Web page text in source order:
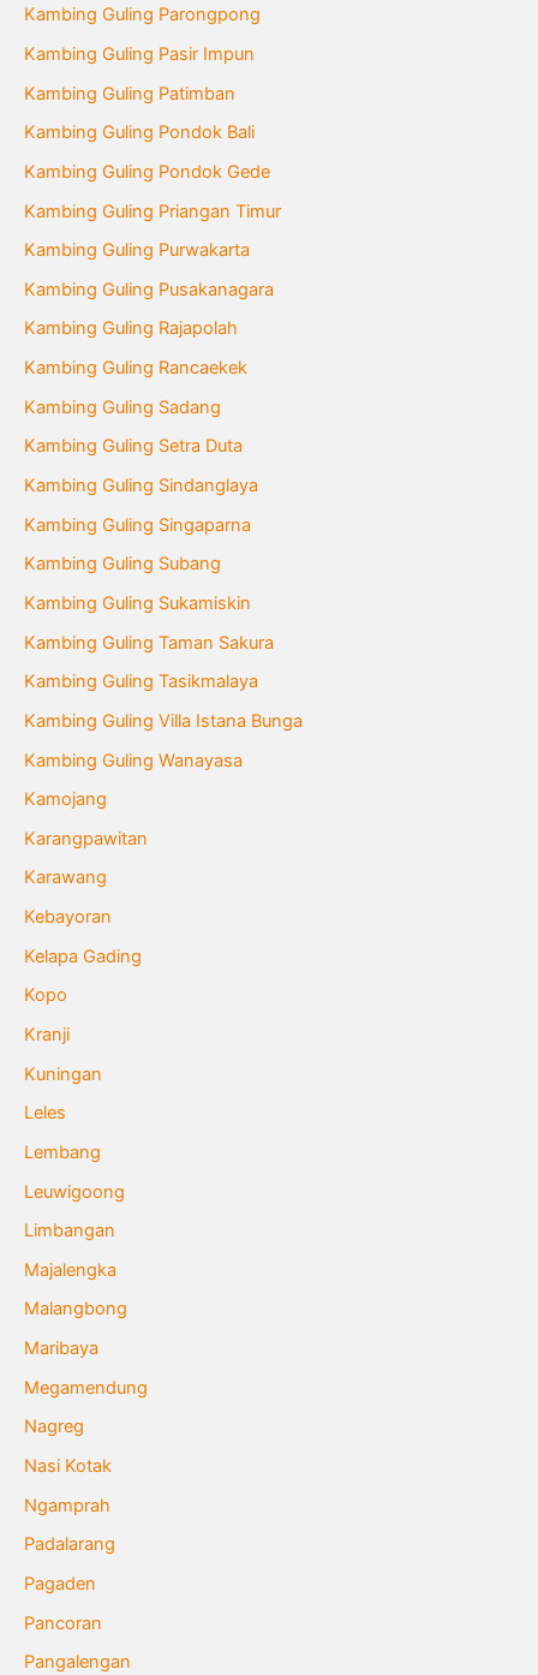
Kambing Guling Parongpong
Kambing Guling Pasir Impun
Kambing Guling Patimban
Kambing Guling Pondok Bali
Kambing Guling Pondok Gede
Kambing Guling Priangan Timur
Kambing Guling Purwakarta
Kambing Guling Pusakanagara
Kambing Guling Rajapolah
Kambing Guling Rancaekek
Kambing Guling Sadang
Kambing Guling Setra Duta
Kambing Guling Sindanglaya
Kambing Guling Singaparna
Kambing Guling Subang
Kambing Guling Sukamiskin
Kambing Guling Taman Sakura
Kambing Guling Tasikmalaya
Kambing Guling Villa Istana Bunga
Kambing Guling Wanayasa
Kamojang
Karangpawitan
Karawang
Kebayoran
Kelapa Gading
Kopo
Kranji
Kuningan
Leles
Lembang
Leuwigoong
Limbangan
Majalengka
Malangbong
Maribaya
Megamendung
Nagreg
Nasi Kotak
Ngamprah
Padalarang
Pagaden
Pancoran
Pangalengan